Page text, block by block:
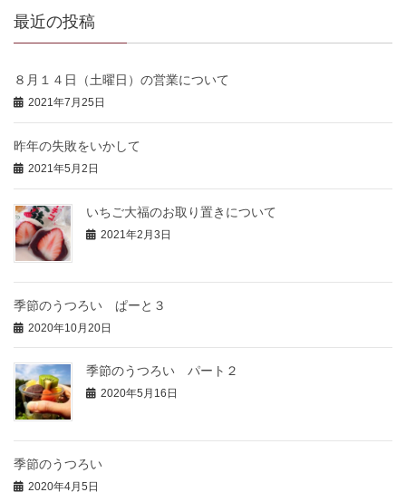
最近の投稿
８月１４日（土曜日）の営業について
2021年7月25日
昨年の失敗をいかして
2021年5月2日
いちご大福のお取り置きについて
2021年2月3日
季節のうつろい ぱーと３
2020年10月20日
季節のうつろい パート２
2020年5月16日
季節のうつろい
2020年4月5日